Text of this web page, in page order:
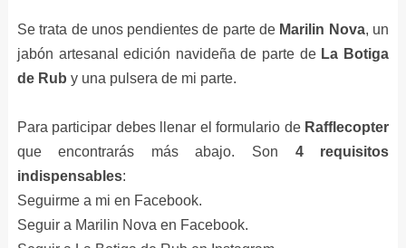
Se trata de unos pendientes de parte de Marilin Nova, un
jabón artesanal edición navideña de parte de La Botiga
de Rub y una pulsera de mi parte.
Para participar debes llenar el formulario de Rafflecopter
que encontrarás más abajo. Son 4 requisitos
indispensables:
Seguirme a mi en Facebook.
Seguir a Marilin Nova en Facebook.